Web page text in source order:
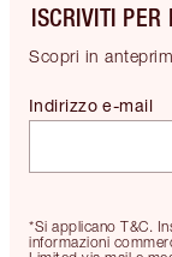
ISCRIVITI
Scopri in
*Si applicano T&C.
informazioni
Indirizzo e-mail